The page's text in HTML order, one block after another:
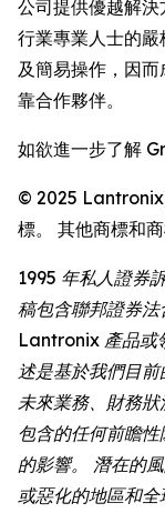
公司提供優越解
行業專業人士的
及簡易操作，因
靠合作夥伴。
如欲進一步了解
© 2025
標。 其他商標和
1995 年私人證券
稿包含聯邦證券
Lantronix 產品或
述是基於我們目前
未來業務、財務
包含的任何前瞻
的影響。 潛在的
或惡化的地區和